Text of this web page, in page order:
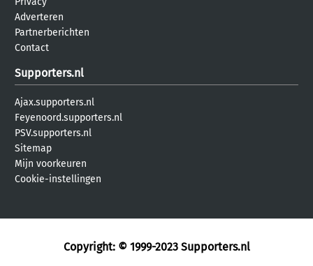
Adverteren
Partnerberichten
Contact
Supporters.nl
Ajax.supporters.nl
Feyenoord.supporters.nl
PSV.supporters.nl
Sitemap
Mijn voorkeuren
Cookie-instellingen
Copyright: © 1999-2023 Supporters.nl